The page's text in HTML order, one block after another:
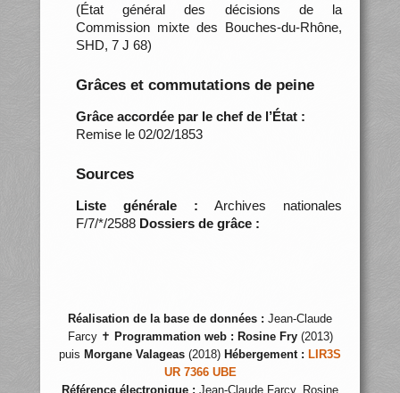
(État général des décisions de la
Commission mixte des Bouches-du-Rhône,
SHD, 7 J 68)
Grâces et commutations de peine
Grâce accordée par le chef de l’État :
Remise le 02/02/1853
Sources
Liste générale : Archives nationales
F/7/*/2588 Dossiers de grâce :
Réalisation de la base de données : Jean-Claude
Farcy ✝ Programmation web : Rosine Fry(2013)
puis Morgane Valageas (2018) Hébergement : LIR3S
UR 7366 UBE
Référence électronique : Jean-Claude Farcy, Rosine